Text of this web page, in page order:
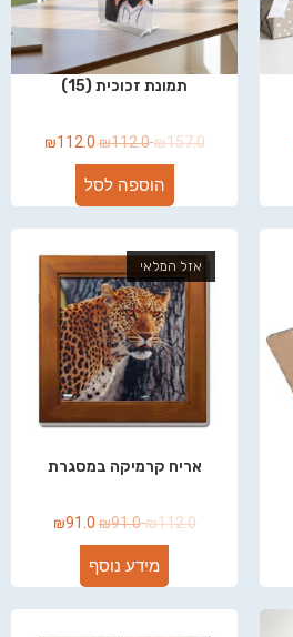
תמונת זכוכית (15)
₪157.0
₪112.0
₪112.0
הוספה לסל
אזל המלאי
אריח קרמיקה במסגרת
₪112.0
₪91.0
₪91.0
מידע נוסף